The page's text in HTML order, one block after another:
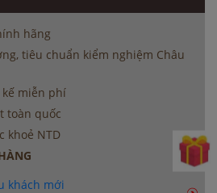
hãng
tiêu chuẩn kiểm nghiệm Châu
miễn phí
toàn quốc
khoẻ NTD
khách mới